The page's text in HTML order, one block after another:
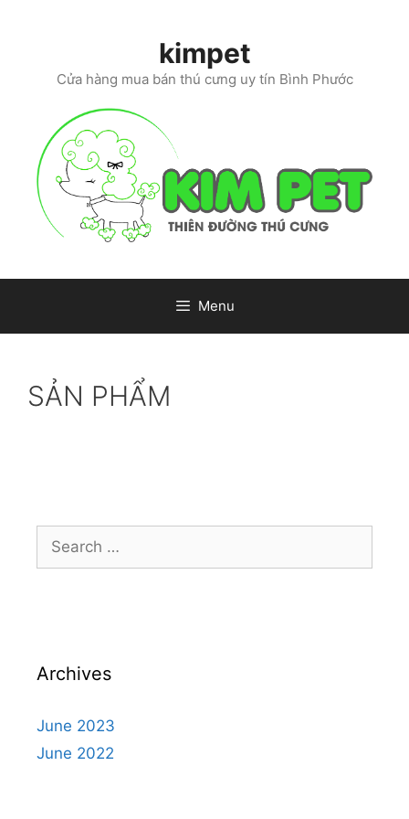
kimpet
Cửa hàng mua bán thú cưng uy tín Bình Phước
Menu
SẢN PHẨM
Search
for:
Archives
June 2023
June 2022